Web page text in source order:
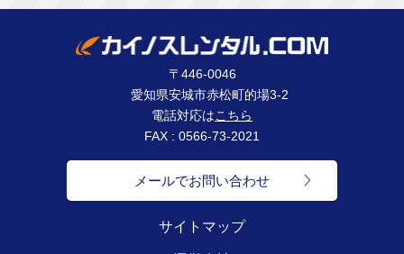
〒446-0046
愛知県安城市赤松町的場3-2
電話対応はこちら
FAX : 0566-73-2021
メールでお問い合わせ
サイトマップ